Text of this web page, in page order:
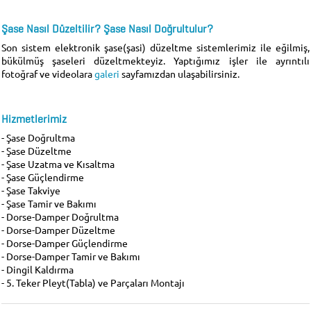
Şase Nasıl Düzeltilir? Şase Nasıl Doğrultulur?
Son sistem elektronik şase(şasi) düzeltme sistemlerimiz ile eğilmiş,
bükülmüş şaseleri düzeltmekteyiz. Yaptığımız işler ile ayrıntılı
fotoğraf ve videolaragalerisayfamızdan ulaşabilirsiniz.
Hizmetlerimiz
- Şase Doğrultma
- Şase Düzeltme
- Şase Uzatma ve Kısaltma
- Şase Güçlendirme
- Şase Takviye
- Şase Tamir ve Bakımı
- Dorse-Damper Doğrultma
- Dorse-Damper Düzeltme
- Dorse-Damper Güçlendirme
- Dorse-Damper Tamir ve Bakımı
- Dingil Kaldırma
- 5. Teker Pleyt(Tabla) ve Parçaları Montajı